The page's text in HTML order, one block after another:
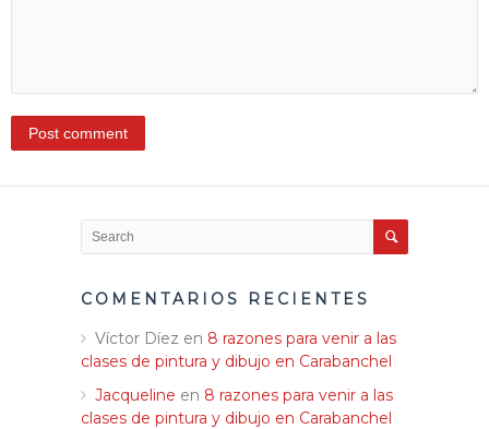
COMENTARIOS RECIENTES
Víctor Díez en 8 razones para venir a las
clases de pintura y dibujo en Carabanchel
Jacqueline en 8 razones para venir a las
clases de pintura y dibujo en Carabanchel